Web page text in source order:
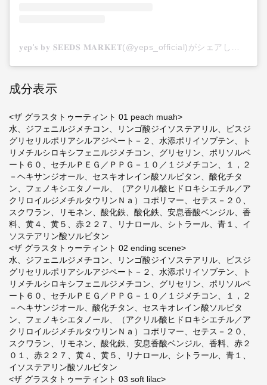
𝐲𝐞𝐩'𝐬 𝐛𝐲 𝐒𝐄𝐄𝐃𝐒 𝐌𝐀𝐑𝐊𝐄𝐓(@yeps_official)がシェアした投稿
成分表示
<ザ グラスタトゥーティント 01 peach muah>
水、ジフェニルジメチコン、リンゴ酸ジイソステアリル、ビスジ
グリセリルポリアシルアジペート－２、水添ポリイソブテン、ト
リメチルシロキシフェニルジメチコン、グリセリン、ポリソルベ
ート６０、セチルＰＥＧ／ＰＰＧ－１０／１ジメチコン、１，２
－ヘキサンジオール、セスキオレイン酸ソルビタン、酸化チタ
ン、フェノキシエタノール、（アクリル酸ヒドロキシエチル／ア
クリロイルジメチルタウリンＮａ）コポリマー、セテス－２０、
スクワラン、リモネン、酸化鉄、酸化鉄、安息香酸ベンジル、香
料、黄４、黄５、赤２２７、リナロール、シトラール、青１、イ
ソステアリン酸ソルビタン
<ザ グラスタトゥーティント 02 ending scene>
水、ジフェニルジメチコン、リンゴ酸ジイソステアリル、ビスジ
グリセリルポリアシルアジペート－２、水添ポリイソブテン、ト
リメチルシロキシフェニルジメチコン、グリセリン、ポリソルベ
ート６０、セチルＰＥＧ／ＰＰＧ－１０／１ジメチコン、１，２
－ヘキサンジオール、酸化チタン、セスキオレイン酸ソルビタ
ン、フェノキシエタノール、（アクリル酸ヒドロキシエチル／ア
クリロイルジメチルタウリンＮａ）コポリマー、セテス－２０、
スクワラン、リモネン、酸化鉄、安息香酸ベンジル、香料、赤２
０１、赤２２７、黄４、黄５、リナロール、シトラール、青１、
イソステアリン酸ソルビタン
<ザ グラスタトゥーティント 03 soft lilac>